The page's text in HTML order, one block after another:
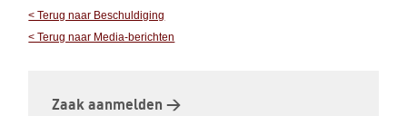
< Terug naar Beschuldiging
< Terug naar Media-berichten
Zaak aanmelden >